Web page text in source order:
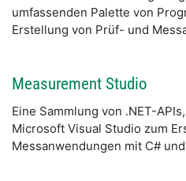
umfassenden Palette von
Erstellung von Prüf- und
Measurement Studio
Eine Sammlung von .NET-
Microsoft Visual Studio zum
Messanwendungen mit C#